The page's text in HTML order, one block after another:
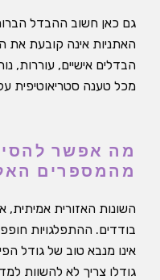
גם כאן חשוב ההבדל
האתניות אינה קובעת את
הבדלים אישיים, עוררות,
מכל טענה סטריאוטיפית
מה אפשר
מהמספרים
השונות האזורית
בודדים. ההתפלגויות
אינו מנבא טוב של גודל
גודלו צריך לא להשוות